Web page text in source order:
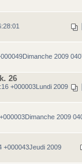
2009
26
+000003Lundi 2009
2009
+000043Jeudi 2009